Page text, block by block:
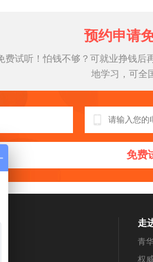
预约申请
费试听！怕钱不够？可就业挣钱
地学习，可全
免费
走
青
权